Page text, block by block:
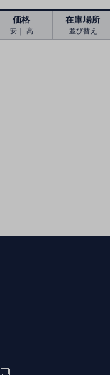
価格
安 ｜ 高
在庫場所
並び替え